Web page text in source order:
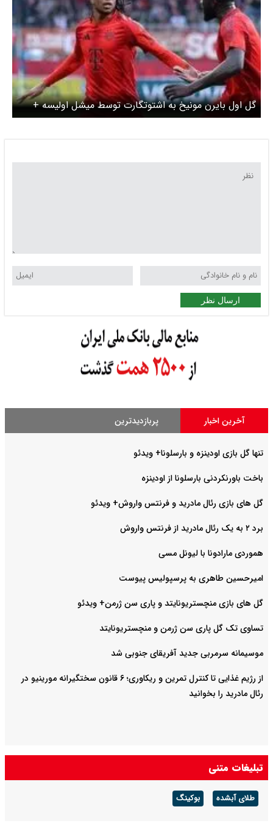
گل اول بایرن مونیخ به اشتوتگارت توسط میشل اولیسه +
ویدئو
ارسال نظر
آخرین اخبار پربازدیدترین
تنها گل بازی اودینزه و بارسلونا+ ویدئو
باخت باورنکردنی بارسلونا از اودینزه
گل های بازی رئال مادرید و فرنتس واروش+ ویدئو
برد ۲ به یک رئال مادرید از فرنتس واروش
هموردی مارادونا با لیونل مسی
امیرحسین طاهری به پرسپولیس پیوست
گل های بازی منچستریونایتد و پاری سن ژرمن+ ویدئو
تساوی تک گل پاری سن ژرمن و منچستریونایتد
موسیمانه سرمربی جدید آفریقای جنوبی شد
از رژیم غذایی تا کنترل تمرین و ریکاوری؛ ۶ قانون سختگیرانه مورینیو در
رئال مادرید را بخوانید
تبلیغات متنی
طلای آبشده بوکینگ